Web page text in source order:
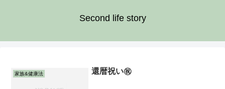
Second life story
家族&健康法 還暦祝い㊗️